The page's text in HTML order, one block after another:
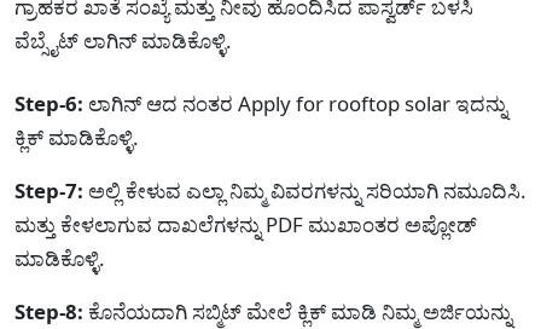
ಗ್ರಾಹಕರ ಖಾತೆ ಸಂಖ್ಯೆ ಮತ್ತು ನೀವು ಹೊಂದಿಸಿದ ಪಾಸ್ವರ್ಡ್ ಬಳಸಿ
ವೆಬ್ಸೈಟ್ ಲಾಗಿನ್ ಮಾಡಿಕೊಳ್ಳಿ.
Step-6: ಲಾಗಿನ್ ಆದ ನಂತರ Apply for rooftop solar ಇದನ್ನು
ಕ್ಲಿಕ್ ಮಾಡಿಕೊಳ್ಳಿ.
Step-7: ಅಲ್ಲಿ ಕೇಳುವ ಎಲ್ಲಾ ನಿಮ್ಮ ವಿವರಗಳನ್ನು ಸರಿಯಾಗಿ ನಮೂದಿಸಿ.
ಮತ್ತು ಕೇಳಲಾಗುವ ದಾಖಲೆಗಳನ್ನು PDF ಮುಖಾಂತರ ಅಪ್ಲೋಡ್
ಮಾಡಿಕೊಳ್ಳಿ.
Step-8: ಕೊನೆಯದಾಗಿ ಸಬ್ಮಿಟ್ ಮೇಲೆ ಕ್ಲಿಕ್ ಮಾಡಿ ನಿಮ್ಮ ಅರ್ಜಿಯನ್ನು